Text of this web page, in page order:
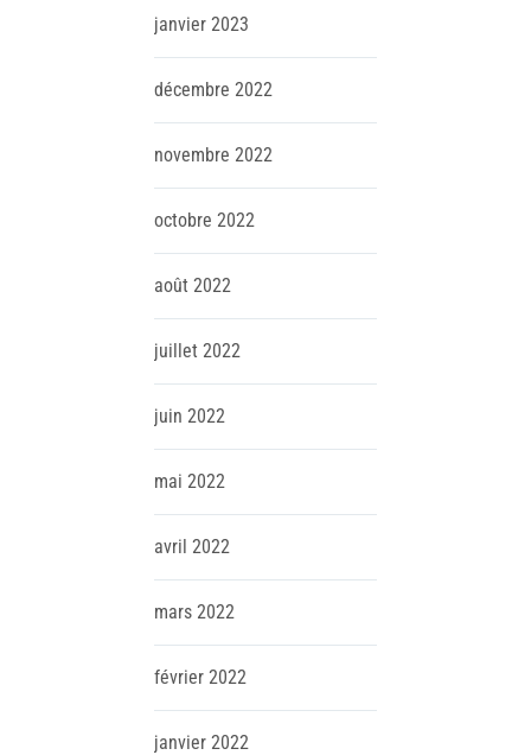
janvier 2023
décembre 2022
novembre 2022
octobre 2022
août 2022
juillet 2022
juin 2022
mai 2022
avril 2022
mars 2022
février 2022
janvier 2022